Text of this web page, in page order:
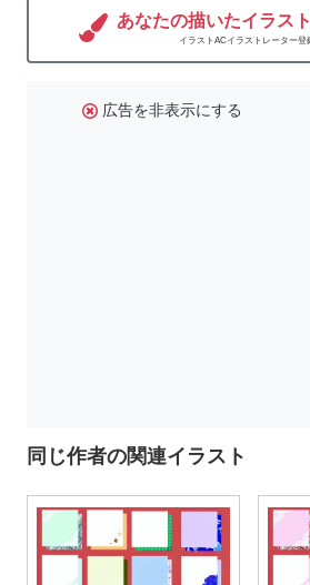
あなたの描いたイラス
イラストACイラストレーター登
広告を非表示にする
同じ作者の関連イラスト